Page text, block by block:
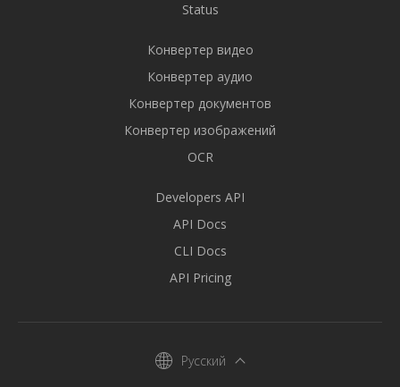
Status
Конвертер видео
Конвертер аудио
Конвертер документов
Конвертер изображений
OCR
Developers API
API Docs
CLI Docs
API Pricing
Русский